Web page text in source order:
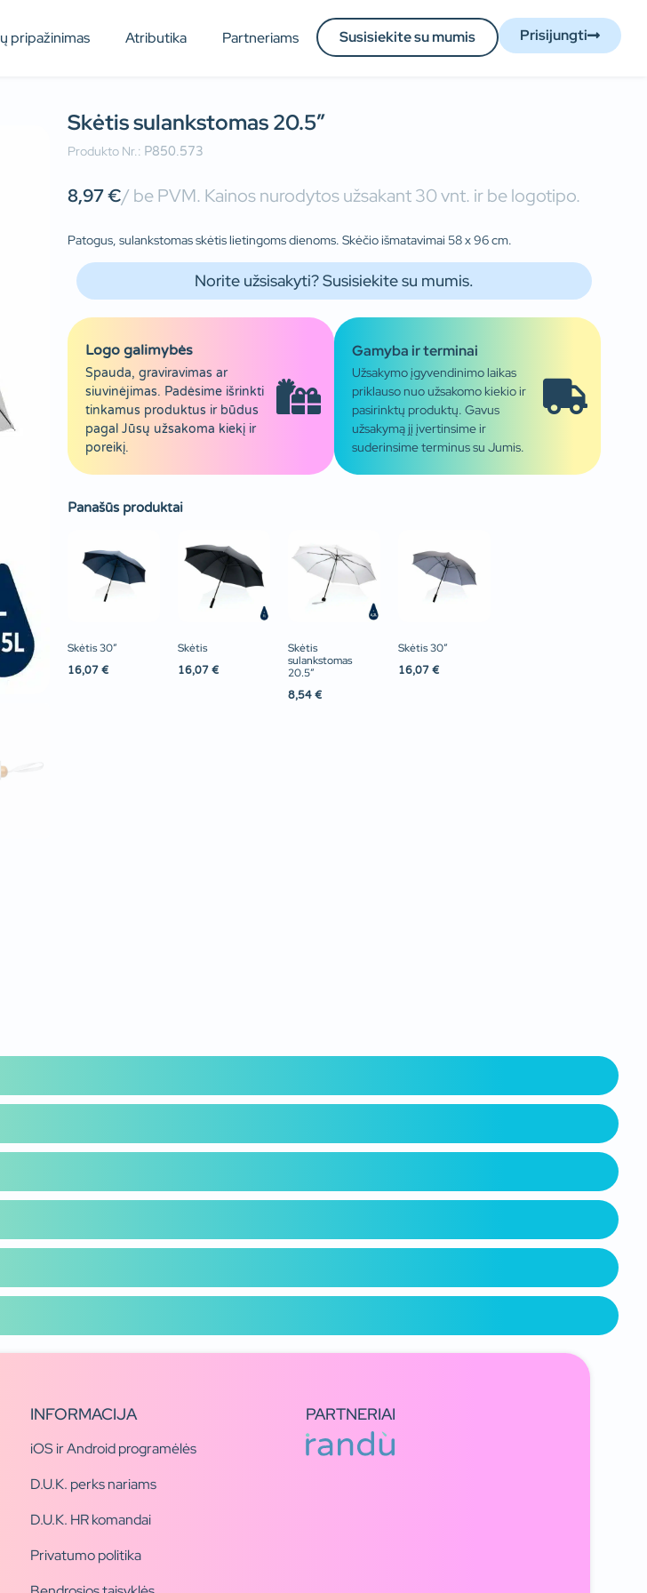
pripažinimas Atributika Partneriams Susisiekite su mumis Prisijungti
Skėtis sulankstomas 20.5″
Produkto Nr.: P850.573
8,97€/ be PVM. Kainos nurodytos užsakant 30 vnt. ir be logotipo.
Patogus, sulankstomas skėtis lietingoms dienoms. Skėčio išmatavimai 58 x 96 cm.
Norite užsisakyti? Susisiekite su mumis.
Logo galimybės
Spauda, graviravimas ar
siuvinėjimas. Padėsime išrinkti
tinkamus produktus ir būdus
pagal Jūsų užsakoma kiekį ir
poreikį.
Gamyba ir terminai
Užsakymo įgyvendinimo laikas
priklauso nuo užsakomo kiekio ir
pasirinktų produktų. Gavus
užsakymą jį įvertinsime ir
suderinsime terminus su Jumis.
Panašūs produktai
Skėtis 30″
16,07 €
Skėtis
16,07 €
Skėtis
sulankstomas
20.5″
8,54 €
Skėtis 30″
16,07 €
INFORMACIJA
iOS ir Android programėlės
D.U.K. perks nariams
D.U.K. HR komandai
Privatumo politika
PARTNERIAI